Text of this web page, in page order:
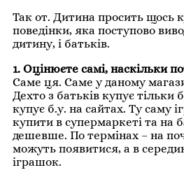
Так от. Дитина просить щось
поведінки, яка поступово
дитину, і батьків.
1. Оцінюєте самі, наскільки
Саме ця. Саме у даному
Дехто з батьків купує тільки
купує б.у. на сайтах. Ту саму
купити в супермаркеті та на
дешевше. По термінах – на
можуть появитися, а в
іграшок.